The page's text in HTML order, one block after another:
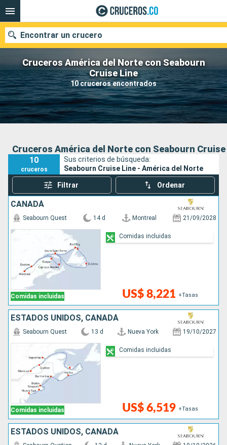
Cruceros América del Norte con Seabourn
Cruise Line
10 cruceros encontrados
Encontrar un crucero
Fecha de salida
Buscar
Cruceros América del Norte con Seabourn Cruise
10
cruceros
Sus criterios de búsqueda:
Seabourn Cruise Line - América del Norte
Filtrar Ordenar
CANADÁ
Comidas incluidas
Seabourn Quest 14 d Montreal 21/09/2028
US$ 8,221 +Tasas
Comidas incluidas
ESTADOS UNIDOS, CANADÁ
Comidas incluidas
Seabourn Quest 13 d Nueva York 19/10/2027
US$ 6,519 +Tasas
Comidas incluidas
ESTADOS UNIDOS, CANADÁ